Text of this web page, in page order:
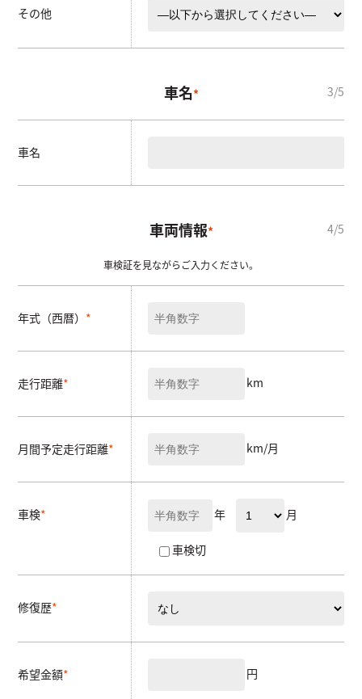
その他
車名*
車名
車両情報*
車検証を見ながらご入力ください。
年式（西暦） *
走行距離* km
月間予定走行距離* km/月
車検* 年 月
車検切
修復歴*
希望金額* 円